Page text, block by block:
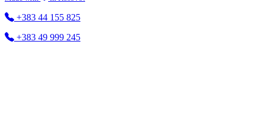
+383 44 155 825
+383 49 999 245